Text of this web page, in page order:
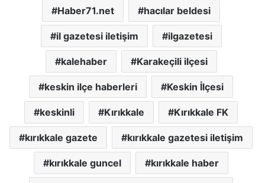
Haber71.net hacılar beldesi
il gazetesi iletişim ilgazetesi
kalehaber Karakeçili ilçesi
keskin ilçe haberleri Keskin İlçesi
keskinli Kırıkkale Kırıkkale FK
kırıkkale gazete kırıkkale gazetesi iletişim
kırıkkale guncel kırıkkale haber